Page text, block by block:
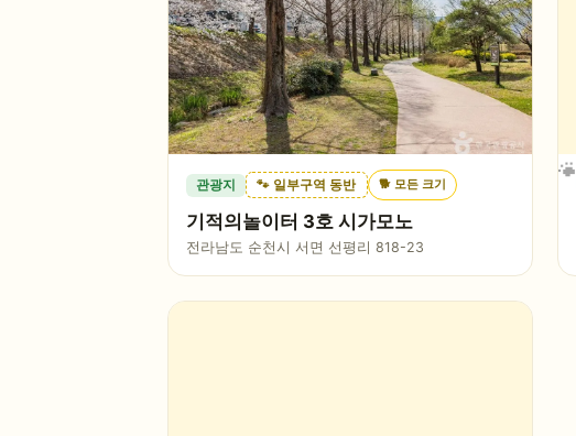
관광지 🐾 일부구역 동반 🐕 모든 크기
기적의놀이터 3호 시가모노
전라남도 순천시 서면 선평리 818-23